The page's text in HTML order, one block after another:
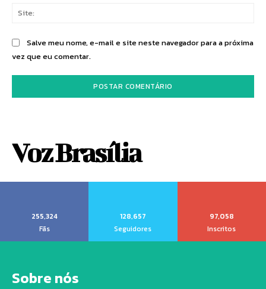
Salve meu nome, e-mail e site neste navegador para a próxima
vez que eu comentar.
Voz Brasília
255,324
Fãs
128,657
Seguidores
97,058
Inscritos
Sobre nós